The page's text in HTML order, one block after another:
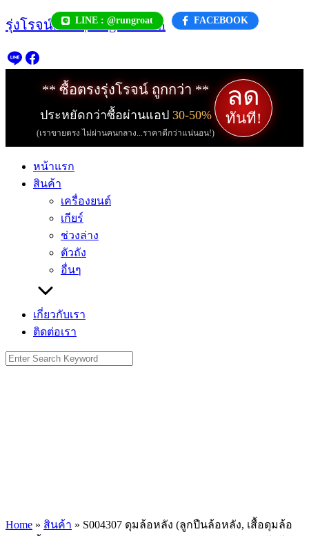
Skip
to
LINE : @rungroat FACEBOOK
รุ่งโรจน์.com | rungroat.com
** ซื้อตรงรุ่งโรจน์ ถูกกว่า **
ประหยัดกว่าซื้อผ่านแอป 30-50%
(เราขายตรง ไม่ผ่านคนกลาง...ราคาดีกว่าแน่นอน!)
ลด
ทันที!
หน้าแรก
สินค้า
เครื่องยนต์
เกียร์
ช่วงล่าง
ตัวถัง
อื่นๆ
เกี่ยวกับเรา
ติดต่อเรา
Search
for:
Home » สินค้า » S004307 ดุมล้อหลัง (ลูกปืนล้อหลัง, เสื้อดุมล้อ